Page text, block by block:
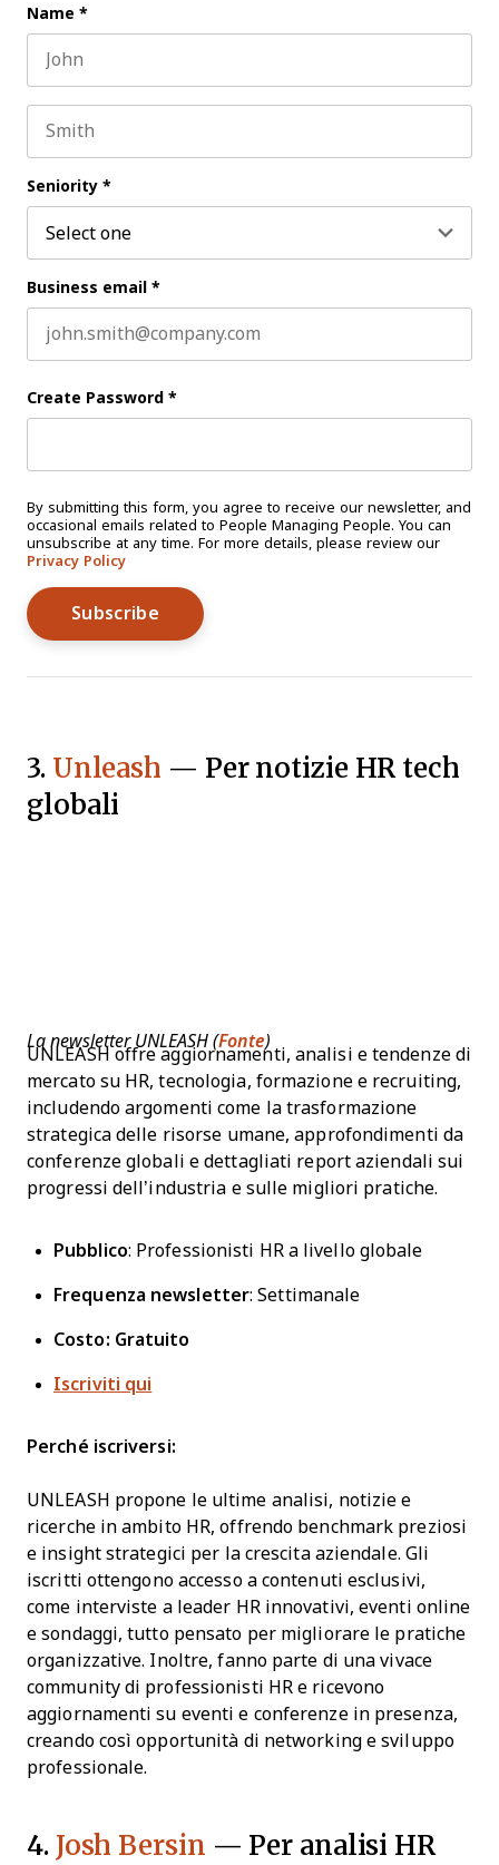
Name *
Seniority *
Business email *
Create Password *
By submitting this form, you agree to receive our newsletter, and
occasional emails related to People Managing People. You can
unsubscribe at any time. For more details, please review our
Privacy Policy
3. Unleash — Per notizie HR tech
globali
La newsletter UNLEASH (Fonte)
UNLEASH offre aggiornamenti, analisi e tendenze di
mercato su HR, tecnologia, formazione e recruiting,
includendo argomenti come la trasformazione
strategica delle risorse umane, approfondimenti da
conferenze globali e dettagliati report aziendali sui
progressi dell’industria e sulle migliori pratiche.
Pubblico: Professionisti HR a livello globale
Frequenza newsletter: Settimanale
Costo: Gratuito
Iscriviti qui
Perché iscriversi:
UNLEASH propone le ultime analisi, notizie e
ricerche in ambito HR, offrendo benchmark preziosi
e insight strategici per la crescita aziendale. Gli
iscritti ottengono accesso a contenuti esclusivi,
come interviste a leader HR innovativi, eventi online
e sondaggi, tutto pensato per migliorare le pratiche
organizzative. Inoltre, fanno parte di una vivace
community di professionisti HR e ricevono
aggiornamenti su eventi e conferenze in presenza,
creando così opportunità di networking e sviluppo
professionale.
4. Josh Bersin — Per analisi HR